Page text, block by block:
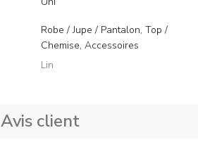
Robe / Jupe / Pantalon, Top /
Chemise, Accessoires
Lin
Avis client